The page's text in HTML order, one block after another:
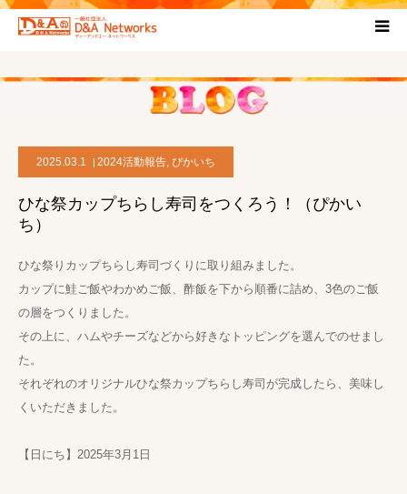
2025.03.1 2024活動報告, ぴかいち
ひな祭カップちらし寿司をつくろう！（ぴかい
ち）
ひな祭りカップちらし寿司づくりに取り組みました。
カップに鮭ご飯やわかめご飯、酢飯を下から順番に詰め、3色のご飯
の層をつくりました。
その上に、ハムやチーズなどから好きなトッピングを選んでのせまし
た。
それぞれのオリジナルひな祭カップちらし寿司が完成したら、美味し
くいただきました。
【日にち】2025年3月1日
HOME
プロジェクト概要
お問い合わせ
ブログ
プライバシーポリシー